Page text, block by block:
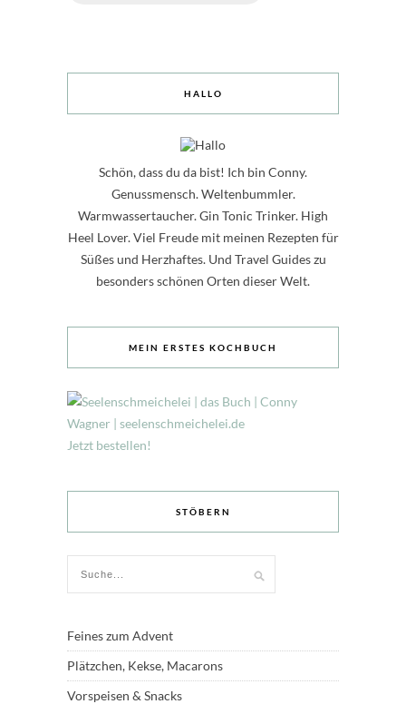
HALLO
Schön, dass du da bist! Ich bin Conny.
Genussmensch. Weltenbummler.
Warmwassertaucher. Gin Tonic Trinker. High
Heel Lover. Viel Freude mit meinen Rezepten für
Süßes und Herzhaftes. Und Travel Guides zu
besonders schönen Orten dieser Welt.
MEIN ERSTES KOCHBUCH
Jetzt bestellen!
STÖBERN
Feines zum Advent
Plätzchen, Kekse, Macarons
Vorspeisen & Snacks